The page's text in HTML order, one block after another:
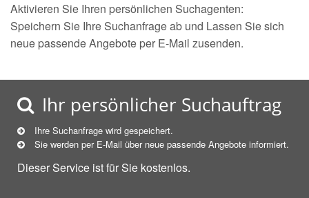
Aktivieren Sie Ihren persönlichen Suchagenten:
Speichern Sie Ihre Suchanfrage ab und Lassen Sie sich
neue passende Angebote per E-Mail zusenden.
Ihr persönlicher Suchauftrag
Ihre Suchanfrage wird gespeichert.
Sie werden per E-Mail über neue passende Angebote informiert.
Dieser Service ist für Sie kostenlos.